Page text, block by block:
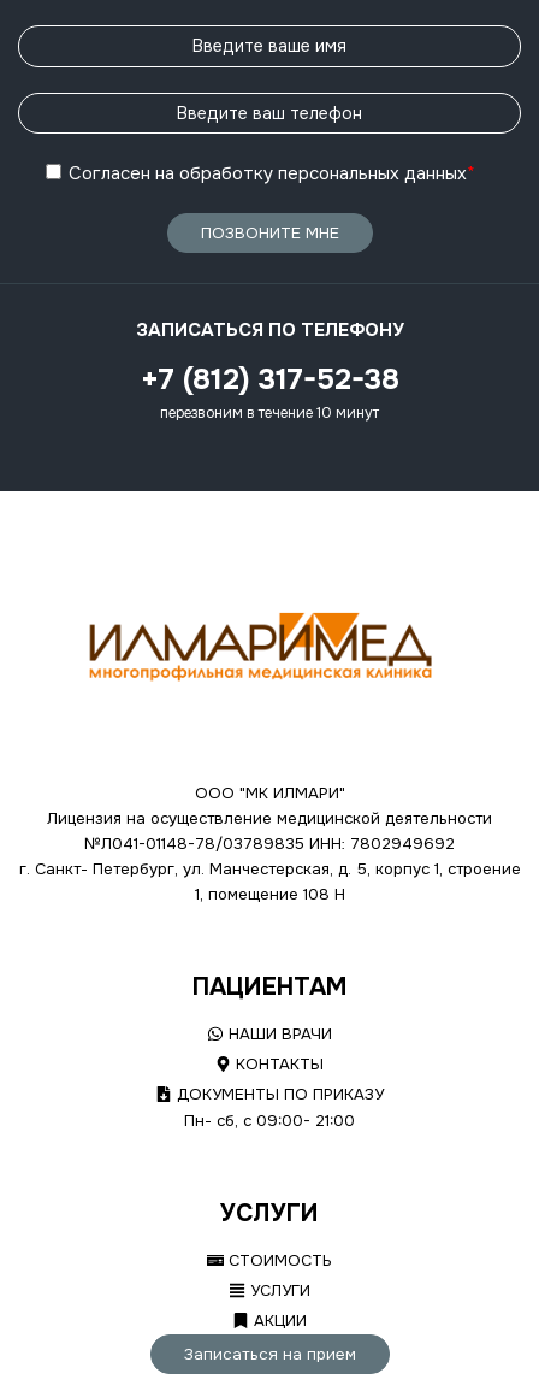
Согласен на обработку персональных данных*
ПОЗВОНИТЕ МНЕ
ЗАПИСАТЬСЯ ПО ТЕЛЕФОНУ
+7 (812) 317-52-38
перезвоним в течение 10 минут
ООО "МК ИЛМАРИ"
Лицензия на осуществление медицинской деятельности
№Л041-01148-78/03789835 ИНН: 7802949692
г. Санкт- Петербург, ул. Манчестерская, д. 5, корпус 1, строение
1, помещение 108 Н
ПАЦИЕНТАМ
НАШИ ВРАЧИ
КОНТАКТЫ
ДОКУМЕНТЫ ПО ПРИКАЗУ
Пн- сб, с 09:00- 21:00
УСЛУГИ
СТОИМОСТЬ
УСЛУГИ
АКЦИИ
Записаться на прием